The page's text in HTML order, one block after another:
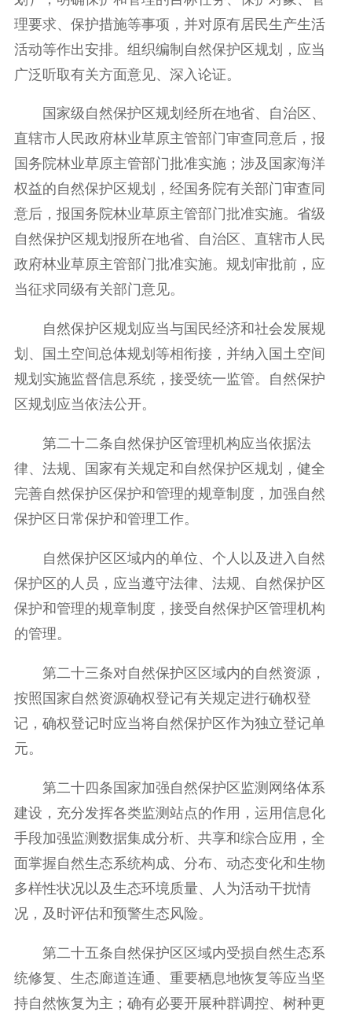
理要求、保护措施等事项，并对原有居民生产生活
活动等作出安排。组织编制自然保护区规划，应当
广泛听取有关方面意见、深入论证。
国家级自然保护区规划经所在地省、自治区、
直辖市人民政府林业草原主管部门审查同意后，报
国务院林业草原主管部门批准实施；涉及国家海洋
权益的自然保护区规划，经国务院有关部门审查同
意后，报国务院林业草原主管部门批准实施。省级
自然保护区规划报所在地省、自治区、直辖市人民
政府林业草原主管部门批准实施。规划审批前，应
当征求同级有关部门意见。
自然保护区规划应当与国民经济和社会发展规
划、国土空间总体规划等相衔接，并纳入国土空间
规划实施监督信息系统，接受统一监管。自然保护
区规划应当依法公开。
第二十二条自然保护区管理机构应当依据法
律、法规、国家有关规定和自然保护区规划，健全
完善自然保护区保护和管理的规章制度，加强自然
保护区日常保护和管理工作。
自然保护区区域内的单位、个人以及进入自然
保护区的人员，应当遵守法律、法规、自然保护区
保护和管理的规章制度，接受自然保护区管理机构
的管理。
第二十三条对自然保护区区域内的自然资源，
按照国家自然资源确权登记有关规定进行确权登
记，确权登记时应当将自然保护区作为独立登记单
元。
第二十四条国家加强自然保护区监测网络体系
建设，充分发挥各类监测站点的作用，运用信息化
手段加强监测数据集成分析、共享和综合应用，全
面掌握自然生态系统构成、分布、动态变化和生物
多样性状况以及生态环境质量、人为活动干扰情
况，及时评估和预警生态风险。
第二十五条自然保护区区域内受损自然生态系
统修复、生态廊道连通、重要栖息地恢复等应当坚
持自然恢复为主；确有必要开展种群调控、树种更